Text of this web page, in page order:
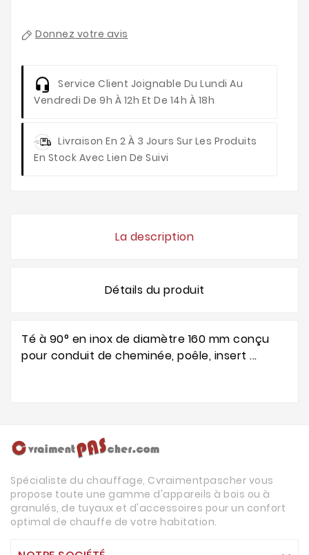
Donnez votre avis
Service Client Joignable Du Lundi Au
Vendredi De 9h À 12h Et De 14h À 18h
Livraison En 2 À 3 Jours Sur Les Produits
En Stock Avec Lien De Suivi
La description
Détails du produit
Té à 90° en inox de diamètre 160 mm conçu
pour conduit de cheminée, poêle, insert ...
Spécialiste du chauffage, Cvraimentpascher vous
propose toute une gamme d'appareils à bois ou à
granulés, de tuyaux et d'accessoires pour un confort
optimal de chauffe de votre habitation.